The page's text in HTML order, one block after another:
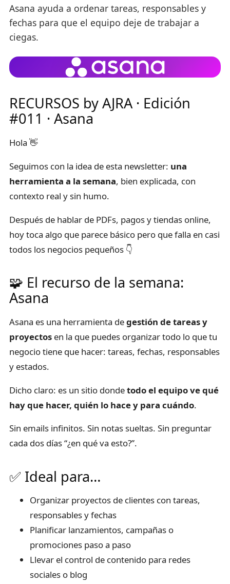
Asana ayuda a ordenar tareas, responsables y
fechas para que el equipo deje de trabajar a
ciegas.
RECURSOS by AJRA · Edición
#011 · Asana
Hola 👋
Seguimos con la idea de esta newsletter: una
herramienta a la semana, bien explicada, con
contexto real y sin humo.
Después de hablar de PDFs, pagos y tiendas online,
hoy toca algo que parece básico pero que falla en casi
todos los negocios pequeños 👇
🧩 El recurso de la semana:
Asana
Asana es una herramienta degestión de tareas y
proyectos en la que puedes organizar todo lo que tu
negocio tiene que hacer: tareas, fechas, responsables
y estados.
Dicho claro: es un sitio dondetodo el equipo ve qué
hay que hacer, quién lo hace y para cuándo.
Sin emails infinitos. Sin notas sueltas. Sin preguntar
cada dos días “¿en qué va esto?”.
✅ Ideal para…
Organizar proyectos de clientes con tareas,
responsables y fechas
Planificar lanzamientos, campañas o
promociones paso a paso
Llevar el control de contenido para redes
sociales o blog